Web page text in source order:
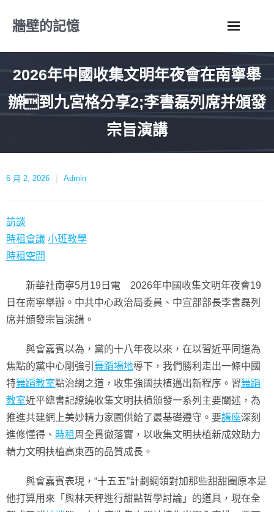
牆壁的記憶
2026年中國收集文明年夜會在南寧舉
辦到九宮格分享2;李書磊列席并頒發
宗旨演講
6 月 2, 2026 Admin
訪談
時租會議 小班教學
時租空間
新華社南寧5月19日電 2026年中國收集文明年夜會19
日在南寧舉辦。中共中心政治局委員、中宣部部長李書磊列
席并頒發宗旨演講。
與會嘉賓以為，黨的十八年夜以來，在以習近平同道為
焦點的黨中心剛強引 舞蹈場地導下，我們勝利走出一條中國
特舞蹈教室點治網之道，收集強國扶植邁出新程序。習舞蹈
教室近平總書記繚繞收集文明扶植頒發一系列主要闡述，為
推進共建網上美妙精力家園供給了最基礎遵守。要講座深刻
進修懂得、 時租 周全貫徹落實，以收集文明扶植新成效助力
精力文明扶植高東西的品質成長。
與會嘉賓表現，“十五五”計劃綱領對加那些甜甜圈原本是
他打算用來「與林天秤進行甜點哲學討論」的道具，現在全